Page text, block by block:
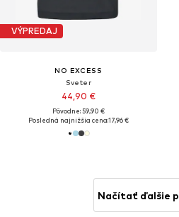
VÝPREDAJ
NO EXCESS
Sveter
44,90 €
Pôvodne: 59,90 €
Posledná najnižšia cena:17,96 €
Načítať ďalšie